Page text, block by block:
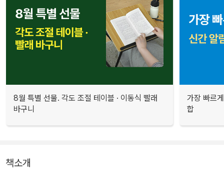
8월 특별 선물. 각도 조절 테이블 · 이동식 빨래
바구니
가장 빠르
합
책소개